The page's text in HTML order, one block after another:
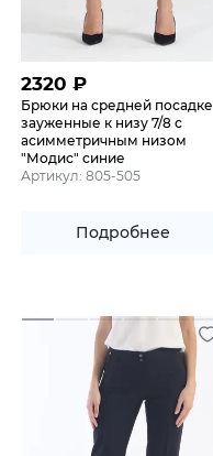
2320 ₽
Брюки на средней посадке
зауженные к низу 7/8 с
асимметричным низом
"Модис" синие
Артикул: 805-505
Подробнее